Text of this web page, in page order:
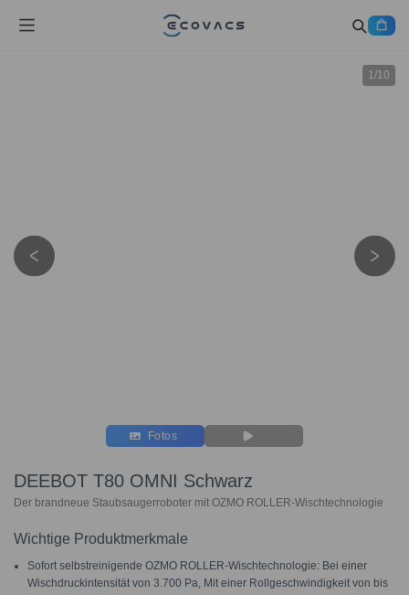
1/10
Fotos
DEEBOT T80 OMNI Schwarz
Der brandneue Staubsaugerroboter mit OZMO ROLLER-Wischtechnologie
Wichtige Produktmerkmale
Sofort selbstreinigende OZMO ROLLER-Wischtechnologie: Bei einer
Wischdruckintensität von 3.700 Pa, Mit einer Rollgeschwindigkeit von bis